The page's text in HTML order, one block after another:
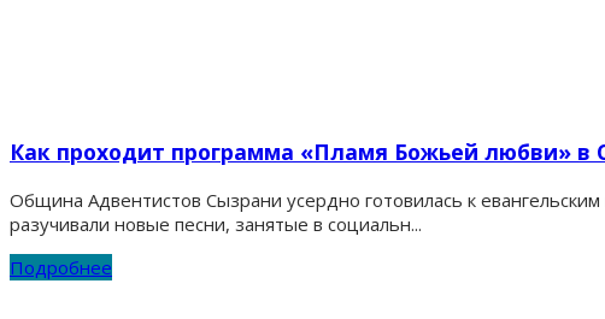
Как проходит программа «Пламя Божьей любви» в
Община Адвентистов Сызрани усердно готовилась к
разучивали новые песни, занятые в социальн...
Подробнее